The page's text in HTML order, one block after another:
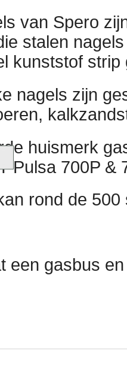
van Spero
stalen
kunststof strip
nagels zijn
huismerk
Pulsa 700P &
rond de
een gasbus